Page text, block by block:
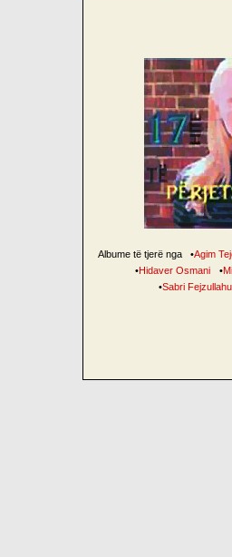
Albume të tjerë nga •Agim
•Hidaver Osmani •
•Sabri Fejzullahu